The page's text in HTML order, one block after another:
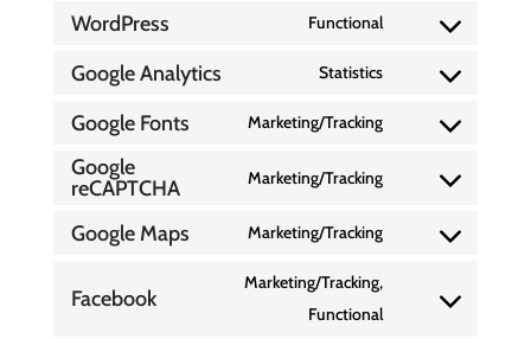
woocommerce
WordPress Functional
Consent
wordpress
Google Analytics Statistics
Consent
google-
Google Fonts Marketing/Tracking
Consent
google-
Google
reCAPTCHA
Marketing/Tracking
Consent
Google Maps Marketing/Tracking
Consent
service
Facebook
Marketing/Tracking,
Functional
Consent